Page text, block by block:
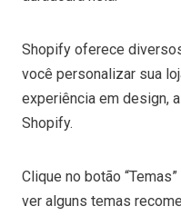
Shopify oferece
você personalizar sua
experiência em design,
Shopify.
Clique no botão
ver alguns temas